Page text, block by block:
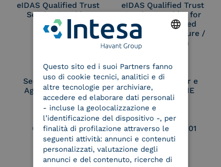
eIDAS Qualified Trust
Service Provider
eIDAS Qualified Trust
Service Provider for
Remote Qualified
Electronic Signature /
Seal Creation
Service Provider e
Aggregatore SPID
Service Provider e
Aggregatore CIE
Conservatore
qualificato
UNI EN ISO 37001
ITALIAN
Questo sito ed i suoi Partners fanno
uso di cookie tecnici, analitici e di
altre tecnologie per archiviare,
accedere ed elaborare dati personali
- incluse la geolocalizzazione e
l’identificazione del dispositivo -, per
finalità di profilazione attraverso le
seguenti attività: annunci e contenuti
personalizzati, valutazione degli
annunci e del contenuto, ricerche di